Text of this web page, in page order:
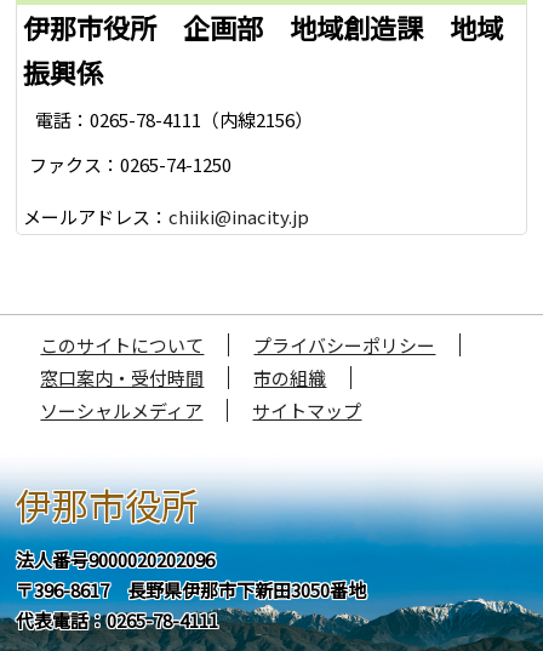
伊那市役所 企画部 地域創造課 地域
振興係
電話：0265-78-4111（内線2156）
ファクス：0265-74-1250
メールアドレス：chiiki@inacity.jp
このサイトについて
プライバシーポリシー
窓口案内・受付時間
市の組織
ソーシャルメディア
サイトマップ
伊那市役所
法人番号9000020202096
〒396-8617 長野県伊那市下新田3050番地
代表電話：0265-78-4111